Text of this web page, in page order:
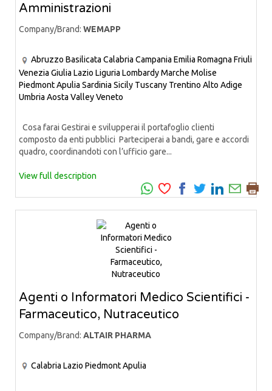
Amministrazioni
Company/Brand: WEMAPP
Abruzzo Basilicata Calabria Campania Emilia Romagna Friuli
Venezia Giulia Lazio Liguria LombardyMarche Molise
PiedmontApulia Sardinia Sicily Tuscany Trentino Alto Adige
Umbria Aosta ValleyVeneto
Cosa farai Gestirai e svilupperai il portafoglio clienti
composto da enti pubblici Parteciperai a bandi, gare e accordi
quadro, coordinandoti con l’ufficio gare...
View full description
Agenti o Informatori Medico Scientifici -
Farmaceutico, Nutraceutico
Company/Brand: ALTAIR PHARMA
Calabria Lazio PiedmontApulia